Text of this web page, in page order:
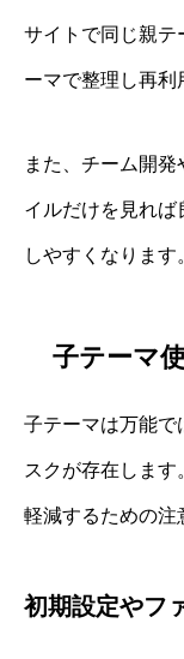
サイトで同じ親テ
ーマで整理し再利
また、チーム開
イルだけを見れ
しやすくなります
子テーマ
子テーマは万能で
スクが存在しま
軽減するための注
初期設定やフ